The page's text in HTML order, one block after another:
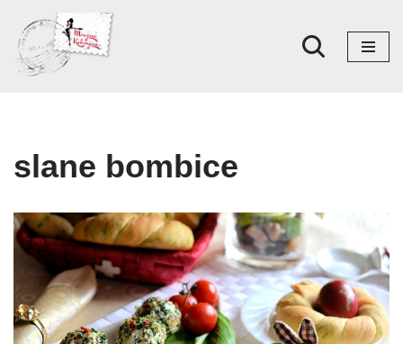
Skoči
na
slane bombice